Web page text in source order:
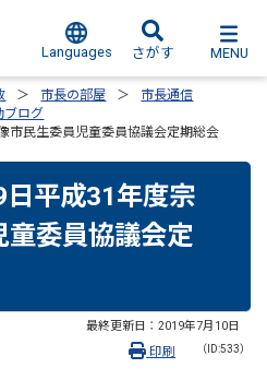
Languages さがす MENU
市長の部屋
市長通信
ブログ
市民生委員児童委員協議会定期総会
平成31年度宗
童委員協議会定
最終更新日： 2019年7月10日
（ID:533）
印刷